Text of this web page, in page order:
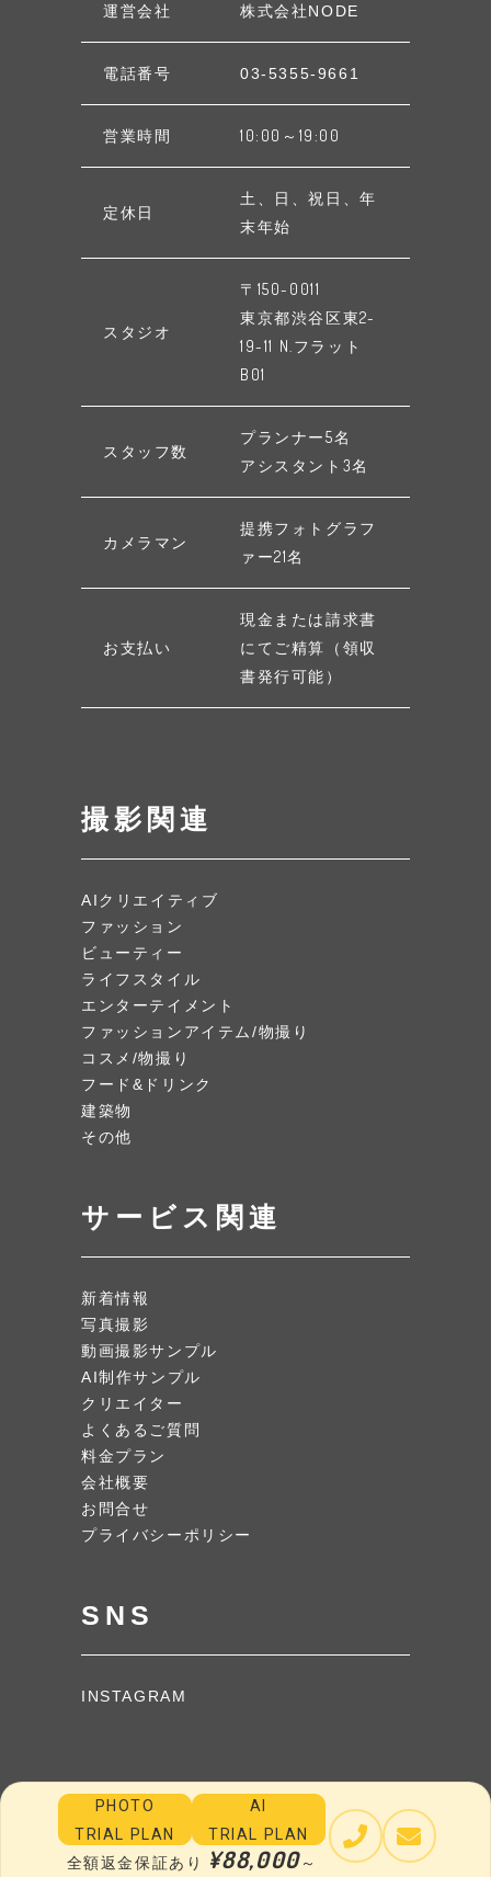
撮影関連
AIクリエイティブ
ファッション
ビューティー
ライフスタイル
エンターテイメント
ファッションアイテム/物撮り
コスメ/物撮り
フード&ドリンク
建築物
その他
サービス関連
新着情報
写真撮影
動画撮影サンプル
AI制作サンプル
クリエイター
よくあるご質問
料金プラン
会社概要
お問合せ
プライバシーポリシー
SNS
INSTAGRAM
PHOTO
TRIAL PLAN
AI
TRIAL PLAN
全額返金保証あり ¥88,000～
運営会社 株式会社NODE
電話番号 03-5355-9661
営業時間 10:00～19:00
定休日
土、日、祝日、年
末年始
スタジオ
〒150-0011
東京都渋谷区東2-
19-11 N.フラット
B01
スタッフ数
プランナー5名
アシスタント3名
カメラマン
提携フォトグラフ
ァー21名
お支払い
現金または請求書
にてご精算（領収
書発行可能）
COPYRIGHT © NODE PHOTO.